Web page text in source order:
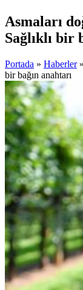
Asmaları
Sağlıklı bir
Portada » Haberler»
bir bağın anahtarı